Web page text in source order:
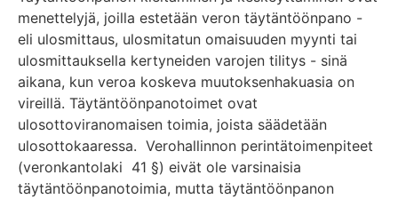
menettelyjä, joilla estetään veron täytäntöönpano -
eli ulosmittaus, ulosmitatun omaisuuden myynti tai
ulosmittauksella kertyneiden varojen tilitys - sinä
aikana, kun veroa koskeva muutoksenhakuasia on
vireillä. Täytäntöönpanotoimet ovat
ulosottoviranomaisen toimia, joista säädetään
ulosottokaaressa. Verohallinnon perintätoimenpiteet
(veronkantolaki 41 §) eivät ole varsinaisia
täytäntöönpanotoimia, mutta täytäntöönpanon